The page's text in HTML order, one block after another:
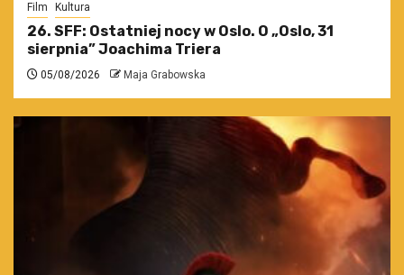
Film Kultura
26. SFF: Ostatniej nocy w Oslo. O „Oslo, 31
sierpnia” Joachima Triera
05/08/2026 Maja Grabowska